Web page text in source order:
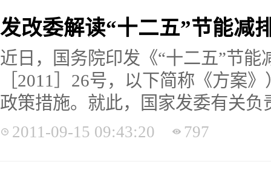
发改委解读“十二五”节能减
近日，国务院印发《“十二五”节
［2011］26号，以下简称《方案
政策措施。就此，国家发委有关负
2011-09-15 09:43:20 797